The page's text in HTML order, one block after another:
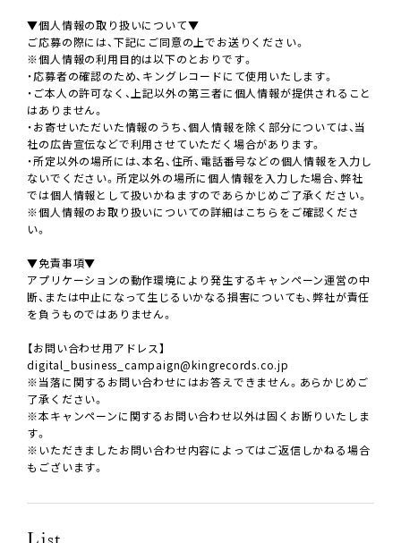
▼個人情報の取り扱いについて▼
ご応募の際には、下記にご同意の上でお送りください。
※個人情報の利用目的は以下のとおりです。
・応募者の確認のため、キングレコードにて使用いたします。
・ご本人の許可なく、上記以外の第三者に個人情報が提供されること
はありません。
・お寄せいただいた情報のうち、個人情報を除く部分については、当
社の広告宣伝などで利用させていただく場合があります。
・所定以外の場所には、本名、住所、電話番号などの個人情報を入力し
ないでください。所定以外の場所に個人情報を入力した場合、弊社
では個人情報として扱いかねますのであらかじめご了承ください。
※個人情報のお取り扱いについての詳細はこちらをご確認くださ
い。
▼免責事項▼
アプリケーションの動作環境により発生するキャンペーン運営の中
断、または中止になって生じるいかなる損害についても、弊社が責任
を負うものではありません。
【お問い合わせ用アドレス】
digital_business_campaign@kingrecords.co.jp
※当落に関するお問い合わせにはお答えできません。あらかじめご
了承ください。
※本キャンペーンに関するお問い合わせ以外は固くお断りいたしま
す。
※いただきましたお問い合わせ内容によってはご返信しかねる場合
もございます。